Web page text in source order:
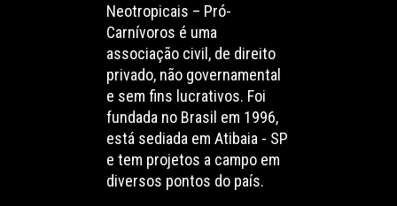
Neotropicais – Pró-
Carnívoros é uma
associação civil, de direito
privado, não governamental
e sem fins lucrativos. Foi
fundada no Brasil em 1996,
está sediada em Atibaia - SP
e tem projetos a campo em
diversos pontos do país.